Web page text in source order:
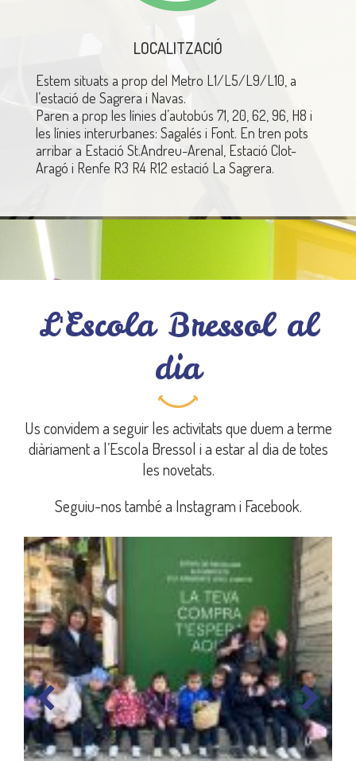
LOCALITZACIÓ
Estem situats a prop del Metro L1/L5/L9/L10, a
l’estació de Sagrera i Navas.
Paren a prop les línies d’autobús 71, 20, 62, 96, H8 i
les línies interurbanes: Sagalés i Font. En tren pots
arribar a Estació St.Andreu-Arenal, Estació Clot-
Aragó i Renfe R3 R4 R12 estació La Sagrera.
L'Escola Bressol al
dia
Us convidem a seguir les activitats que duem a terme
diàriament a l’Escola Bressol i a estar al dia de totes
les novetats.
Seguiu-nos també a Instagram i Facebook.
Sortida al Mercat del barri